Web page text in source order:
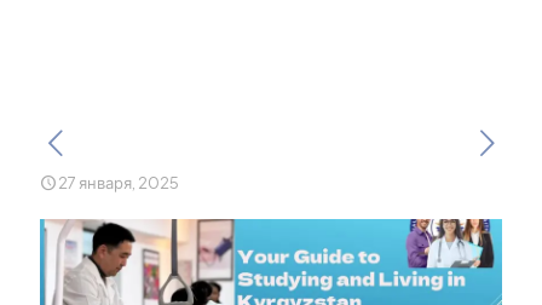
27 января, 2025